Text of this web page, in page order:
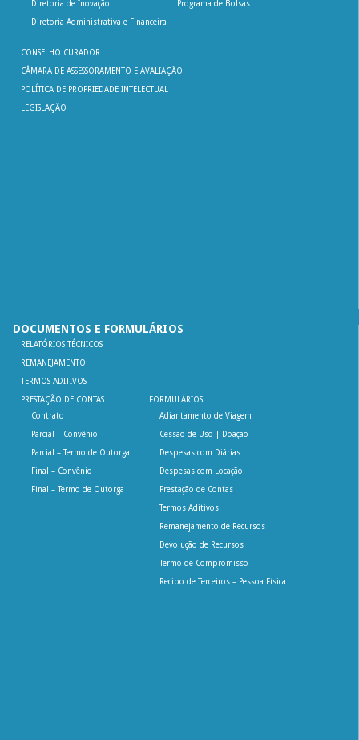
Diretoria de Inovação
Diretoria Administrativa e Financeira
Programa de Bolsas
CONSELHO CURADOR
CÂMARA DE ASSESSORAMENTO E AVALIAÇÃO
POLÍTICA DE PROPRIEDADE INTELECTUAL
LEGISLAÇÃO
DOCUMENTOS E FORMULÁRIOS
RELATÓRIOS TÉCNICOS
REMANEJAMENTO
TERMOS ADITIVOS
PRESTAÇÃO DE CONTAS
Contrato
Parcial – Convênio
Parcial – Termo de Outorga
Final – Convênio
Final – Termo de Outorga
FORMULÁRIOS
Adiantamento de Viagem
Cessão de Uso | Doação
Despesas com Diárias
Despesas com Locação
Prestação de Contas
Termos Aditivos
Remanejamento de Recursos
Devolução de Recursos
Termo de Compromisso
Recibo de Terceiros – Pessoa Física